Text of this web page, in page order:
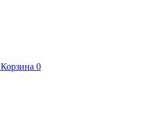
Корзина 0